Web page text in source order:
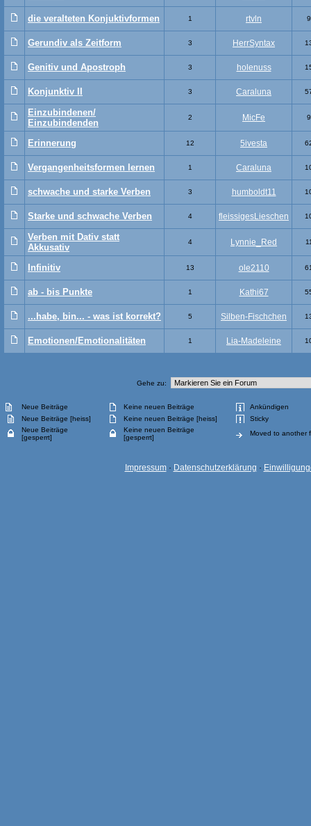
die veralteten Konjuktivformen 1 rtvln
Gerundiv als Zeitform 3 HerrSyntax
Genitiv und Apostroph 3 holenuss
Konjunktiv II 3 Caraluna
Einzubindenen/
Einzubindenden
2 MicFe
Erinnerung 12 5ivesta
Vergangenheitsformen lernen 1 Caraluna
schwache und starke Verben 3 humboldt11
Starke und schwache Verben 4 fleissigesLieschen
Verben mit Dativ statt
Akkusativ
4 Lynnie_Red
Infinitiv 13 ole2110
ab - bis Punkte 1 Kathi67
...habe, bin... - was ist korrekt? 5 Silben-Fischchen
Emotionen/Emotionalitäten 1 Lia-Madeleine
Gehe zu:
Neue Beiträge Keine neuen Beiträge
Ankündigen
Neue Beiträge [heiss]
Keine neuen Beiträge [heiss]
Sticky
Neue Beiträge
[gesperrt]
Keine neuen Beiträge
[gesperrt]
Moved to another
Impressum· Datenschutzerklärung ·